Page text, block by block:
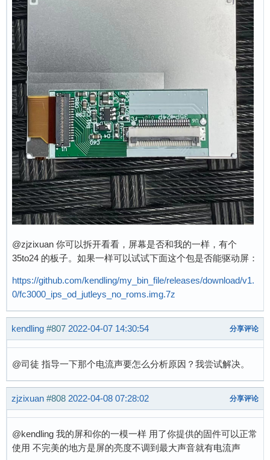
@zjzixuan 你可以拆开看看，屏幕是否和我的一样，有个
35to24 的板子。如果一样可以试试下面这个包是否能驱动屏：
https://github.com/kendling/my_bin_file/releases/download/v1.
0/fc3000_ips_od_jutleys_no_roms.img.7z
kendling #807 2022-04-07 14:30:54 分享评论
@司徒 指导一下那个电流声要怎么分析原因？我尝试解决。
zjzixuan #808 2022-04-08 07:28:02 分享评论
@kendling 我的屏和你的一模一样 用了你提供的固件可以正常
使用 不完美的地方是屏的亮度不调到最大声音就有电流声